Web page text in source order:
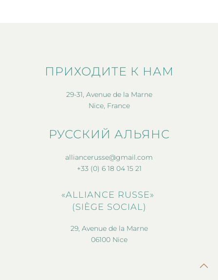
ПРИХОДИТЕ К НАМ
29-31, Avenue de la Marne
Nice, France
РУССКИЙ АЛЬЯНС
alliancerusse@gmail.com
+33 (0) 6 18 04 15 21
«ALLIANCE RUSSE»
(SIÈGE SOCIAL)
29, Avenue de la Marne
06100 Nice